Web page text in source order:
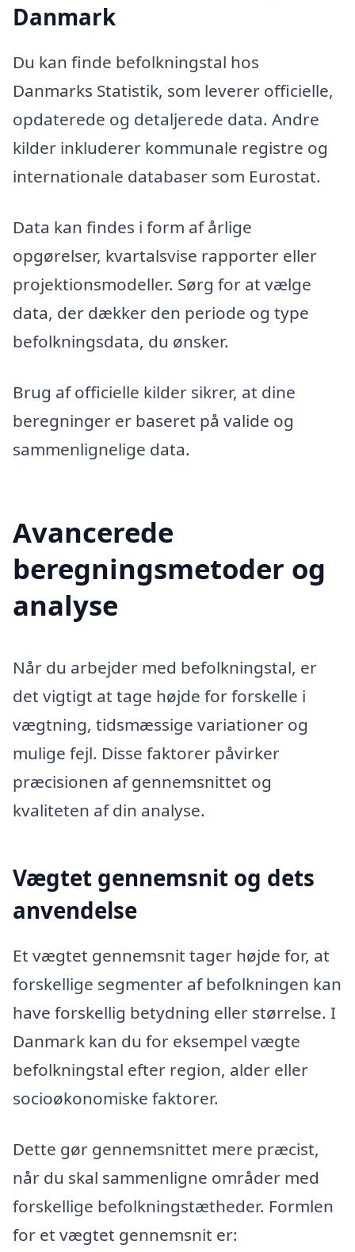
Danmark
Du kan finde befolkningstal hos
Danmarks Statistik, som leverer officielle,
opdaterede og detaljerede data. Andre
kilder inkluderer kommunale registre og
internationale databaser som Eurostat.
Data kan findes i form af årlige
opgørelser, kvartalsvise rapporter eller
projektionsmodeller. Sørg for at vælge
data, der dækker den periode og type
befolkningsdata, du ønsker.
Brug af officielle kilder sikrer, at dine
beregninger er baseret på valide og
sammenlignelige data.
Avancerede
beregningsmetoder og
analyse
Når du arbejder med befolkningstal, er
det vigtigt at tage højde for forskelle i
vægtning, tidsmæssige variationer og
mulige fejl. Disse faktorer påvirker
præcisionen af gennemsnittet og
kvaliteten af din analyse.
Vægtet gennemsnit og dets
anvendelse
Et vægtet gennemsnit tager højde for, at
forskellige segmenter af befolkningen kan
have forskellig betydning eller størrelse. I
Danmark kan du for eksempel vægte
befolkningstal efter region, alder eller
socioøkonomiske faktorer.
Dette gør gennemsnittet mere præcist,
når du skal sammenligne områder med
forskellige befolkningstætheder. Formlen
for et vægtet gennemsnit er: